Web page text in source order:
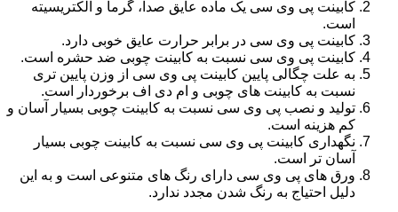
کابینت پی وی سی یک ماده عایق صدا، گرما و الکتریسیته
است.
کابینت پی وی سی در برابر حرارت عایق خوبی دارد.
کابینت پی وی سی نسبت به کابینت چوبی ضد حشره است.
به علت چگالی پایین کابینت پی وی سی از وزن پایین تری
نسبت به کابینت های چوبی و ام دی اف برخوردار است.
تولید و نصب پی وی سی نسبت به کابینت چوبی بسیار آسان و
کم هزینه است.
نگهداری کابینت پی وی سی نسبت به کابینت چوبی بسیار
آسان تر است.
ورق های پی وی سی دارای رنگ های متنوعی است و به این
دلیل احتیاج به رنگ شدن مجدد ندارد.